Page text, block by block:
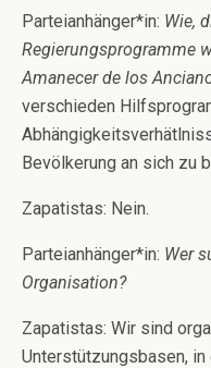
Parteianhänger*in: Wie,
Regierungsprogramme
Amanecer de los
verschieden
Bevölkerung an sich zu
Zapatistas: Nein.
Parteianhänger*in: Wer
Organisation?
Zapatistas: Wir sind
Unterstützungsbasen,